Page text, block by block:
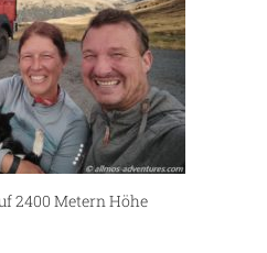
2400 Metern Höhe